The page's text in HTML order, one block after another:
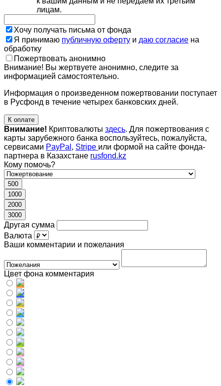
лицам.
Хочу получать письма от фонда
Я принимаю публичную оферту и даю согласие на
обработку
Пожертвовать анонимно
Внимание! Вы жертвуете анонимно, следите за
информацией самостоятельно.
Информация о произведенном пожертвовании поступает
в Русфонд в течение четырех банковских дней.
К оплате
Внимание! Криптовалюты здесь. Для пожертвования с
карты зарубежного банка воспользуйтесь, пожалуйста,
сервисами PayPal , Stripe или формой на сайте фонда-
партнера в Казахстане rusfond.kz
Кому помочь?
500
1000
2000
3000
Другая сумма
Валюта
Ваши комментарии и пожелания
Цвет фона комментария